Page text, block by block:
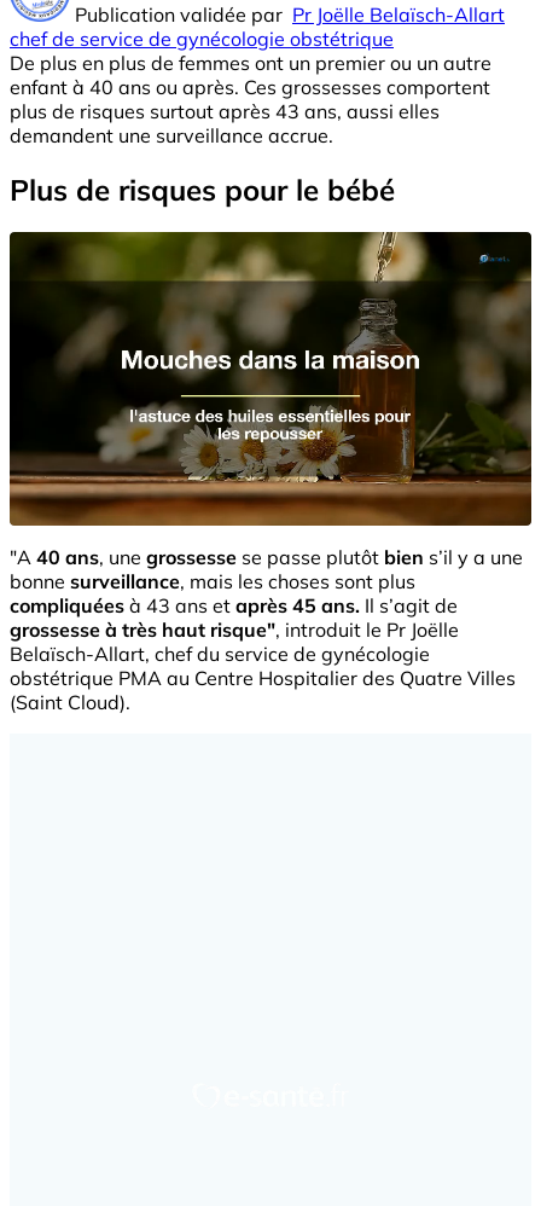
Publication validée par Pr Joëlle Belaïsch-Allart
chef de service de gynécologie obstétrique
De plus en plus de femmes ont un premier ou un autre
enfant à 40 ans ou après. Ces grossesses comportent
plus de risques surtout après 43 ans, aussi elles
demandent une surveillance accrue.
Plus de risques pour le bébé
"A 40 ans, une grossesse se passe plutôt bien s’il y a une
bonne surveillance, mais les choses sont plus
compliquées à 43 ans et après 45 ans. Il s’agit de
grossesse à très haut risque", introduit le Pr Joëlle
Belaïsch-Allart, chef du service de gynécologie
obstétrique PMA au Centre Hospitalier des Quatre Villes
(Saint Cloud).